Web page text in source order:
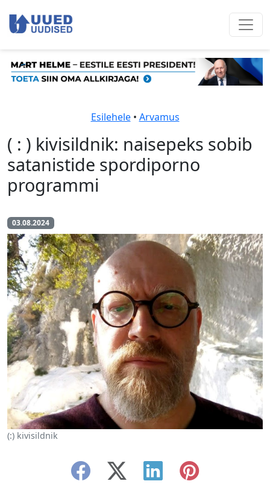
Esilehele• Arvamus
( : ) kivisildnik: naisepeks sobib
satanistide spordiporno
programmi
03.08.2024
(:) kivisildnik